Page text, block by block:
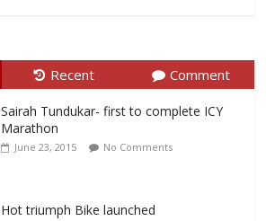
Recent Comment
Sairah Tundukar- first to complete ICY
Marathon
June 23, 2015 No Comments
Hot triumph Bike launched